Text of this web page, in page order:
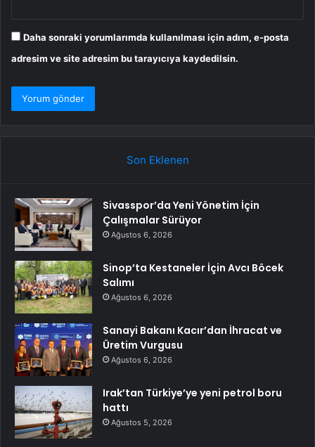
Daha sonraki yorumlarımda kullanılması için adım, e-posta
adresim ve site adresim bu tarayıcıya kaydedilsin.
Son Eklenen
Sivasspor’da Yeni Yönetim İçin
Çalışmalar Sürüyor
Ağustos 6, 2026
Sinop’ta Kestaneler İçin Avcı Böcek
Salımı
Ağustos 6, 2026
Sanayi Bakanı Kacır’dan İhracat ve
Üretim Vurgusu
Ağustos 6, 2026
Irak’tan Türkiye’ye yeni petrol boru
hattı
Ağustos 5, 2026